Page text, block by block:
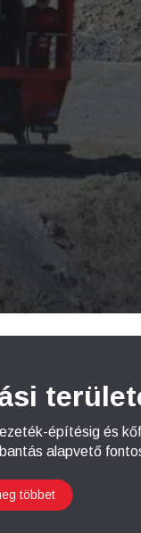
építésig és
alapvető
többet